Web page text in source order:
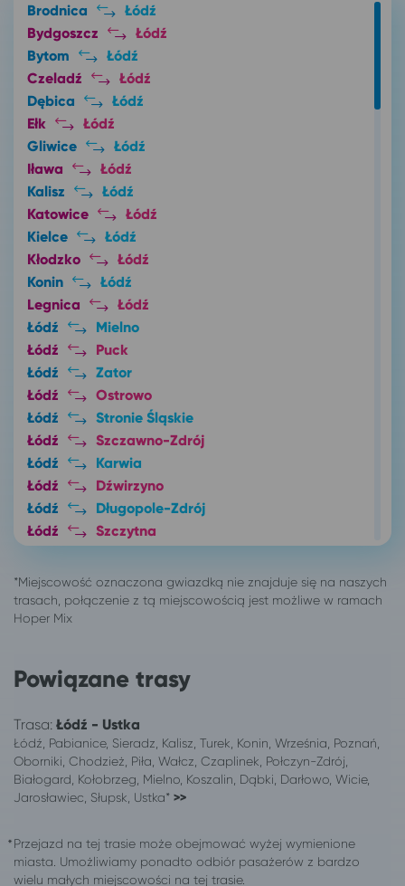
Brodnica
Łódź
Bydgoszcz
Łódź
Bytom
Łódź
Czeladź
Łódź
Dębica
Łódź
Ełk
Łódź
Gliwice
Łódź
Iława
Łódź
Kalisz
Łódź
Katowice
Łódź
Kielce
Łódź
Kłodzko
Łódź
Konin
Łódź
Legnica
Łódź
Łódź
Mielno
Łódź
Puck
Łódź
Zator
Łódź
Ostrowo
Łódź
Stronie Śląskie
Łódź
Szczawno-Zdrój
Łódź
Karwia
Łódź
Dźwirzyno
Łódź
Długopole-Zdrój
Łódź
Szczytna
Łódź
Łódź
Pisz
Łódź
Łódź
Giżycko
Łódź
Darłówko
Łódź
Dąbki, gm. Darłowo
Łódź
Sandomierz*
Łódź
Kamień Pomorski
Łódź
Inowrocław
Łódź
Władysławowo
Powiązane trasy
Trasa: Łódź - Ustka
Łódź, Pabianice, Sieradz, Kalisz, Turek, Konin, Września, Poznań,
Oborniki, Chodzież, Piła, Wałcz, Czaplinek, Połczyn-Zdrój,
Białogard, Kołobrzeg, Mielno, Koszalin, Dąbki, Darłowo, Wicie,
Jarosławiec, Słupsk, Ustka* >>
Przejazd na tej trasie może obejmować wyżej wymienione
miasta. Umożliwiamy ponadto odbiór pasażerów z bardzo
wielu małych miejscowości na tej trasie.